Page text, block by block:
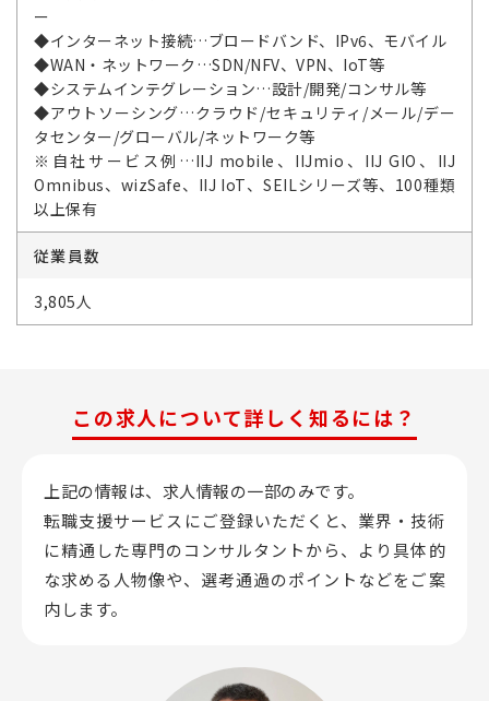
ー
◆インターネット接続…ブロードバンド、IPv6、モバイル
◆WAN・ネットワーク…SDN/NFV、VPN、IoT等
◆システムインテグレーション…設計/開発/コンサル等
◆アウトソーシング…クラウド/セキュリティ/メール/デー
タセンター/グローバル/ネットワーク等
※自社サービス例…IIJ mobile、IIJmio、IIJ GIO、IIJ
Omnibus、wizSafe、IIJ IoT、SEILシリーズ等、100種類
以上保有
従業員数
3,805人
この求人について詳しく知るには？
上記の情報は、求人情報の一部のみです。
転職支援サービスにご登録いただくと、業界・技術
に精通した専門のコンサルタントから、 より具体的
な求める人物像や、選考通過のポイントなどをご案
内します。